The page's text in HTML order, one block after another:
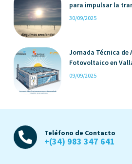
para impulsar la
30/09/2025
Jornada Técnica de
Fotovoltaico en
09/09/2025
Teléfono de Contacto
+(34) 983 347 641